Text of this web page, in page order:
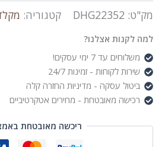
מק"ט: DHG22352 קטגוריה:
למה לקנות אצלנו?
משלוחים עד 7 ימי עסקים!
שירות לקוחות - זמינות 24/7
ביטול עסקה - מדיניות החזרה קלה
רכישה מאובטחת - מחירים אטקרטיביים
ריכשה מאובטחת